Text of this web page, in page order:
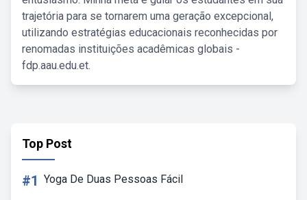
trajetória para se tornarem uma geração excepcional,
utilizando estratégias educacionais reconhecidas por
renomadas instituições acadêmicas globais -
fdp.aau.edu.et.
Top Post
#1 Yoga De Duas Pessoas Fácil